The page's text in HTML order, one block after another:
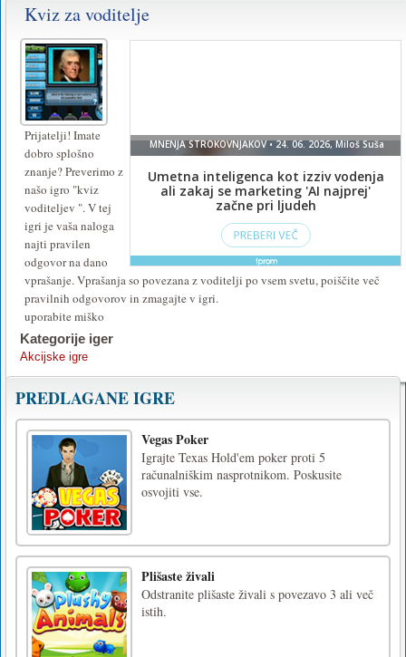
Za
igranje
te
igre
namestite
ali
vklopite
Flash.
Kviz za voditelje
Prijatelji! Imate
dobro splošno
znanje? Preverimo z
našo igro "kviz
voditeljev ". V tej
igri je vaša naloga
najti pravilen
odgovor na dano
vprašanje. Vprašanja so povezana z voditelji po vsem svetu, poiščite več
pravilnih odgovorov in zmagajte v igri.
uporabite miško
Kategorije iger
Akcijske igre
PREDLAGANE IGRE
Vegas Poker
Igrajte Texas Hold'em poker proti 5
računalniškim nasprotnikom. Poskusite
osvojiti vse.
Plišaste živali
Odstranite plišaste živali s povezavo 3 ali več
istih.